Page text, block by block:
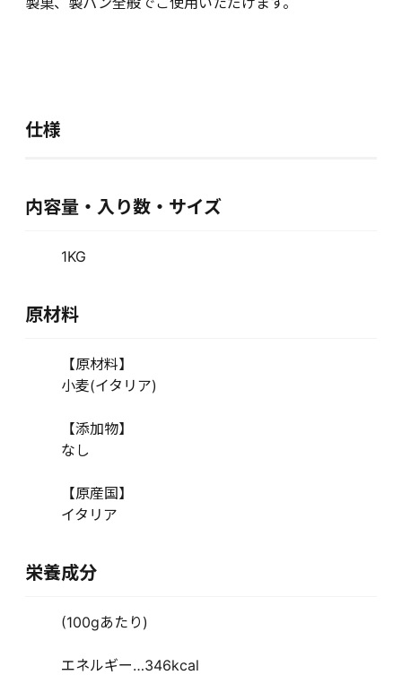
仕様
内容量・入り数・サイズ
1KG
原材料
【原材料】
小麦(イタリア)
【添加物】
なし
【原産国】
イタリア
栄養成分
(100gあたり)
エネルギー…346kcal